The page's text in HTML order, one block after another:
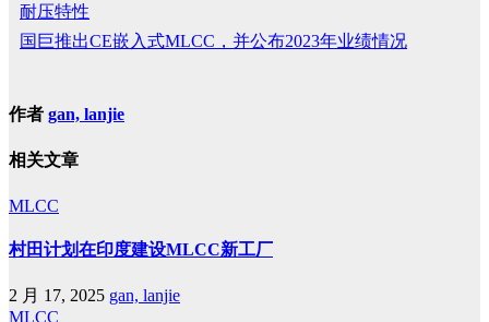
耐压特性
国巨推出CE嵌入式MLCC，并公布2023年业绩情况
作者 gan, lanjie
相关文章
MLCC
村田计划在印度建设MLCC新工厂
2 月 17, 2025 gan, lanjie
MLCC